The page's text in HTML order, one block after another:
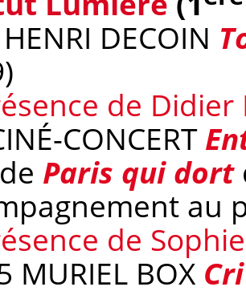
DECOIN
de
CONCERT
Paris qui dort
au
de
MURIEL BOX